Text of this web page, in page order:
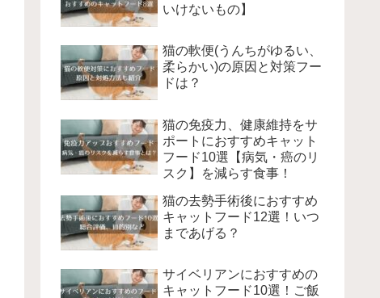
いけないもの】
猫の軟便(うんちがゆるい、
柔らかい)の原因と対策フー
ドは？
猫の免疫力、健康維持をサ
ポートにおすすめキャット
フード10選【病気・癌のリ
スク】を減らす食事！
猫の去勢手術後におすすめ
キャットフード12選！いつ
まであげる？
サイベリアンにおすすめの
キャットフード10選！ご飯